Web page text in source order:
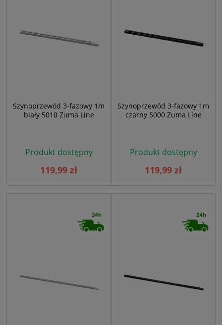
Szynoprzewód 3-fazowy 1m
biały 5010 Zuma Line
Produkt dostępny
119,99 zł
Szynoprzewód 3-fazowy 1m
czarny 5000 Zuma Line
Produkt dostępny
119,99 zł